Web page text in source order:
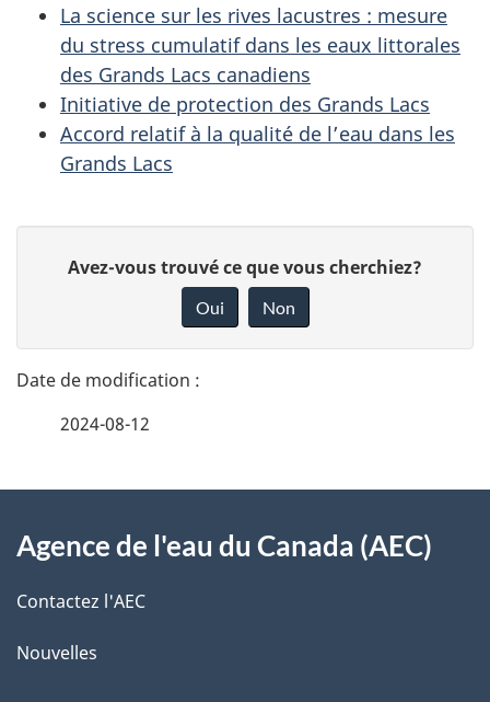
La science sur les rives lacustres : mesure
du stress cumulatif dans les eaux littorales
des Grands Lacs canadiens
Initiative de protection des Grands Lacs
Accord relatif à la qualité de l’eau dans les
Grands Lacs
t
a
l
s
l
n
o
t
r
e
é
Avez-vous trouvé ce que vous cherchiez?
Oui Non
2024-08-12
propos
de
ce
Agence de l'eau du Canada (AEC)
Contactez l'AEC
Nouvelles